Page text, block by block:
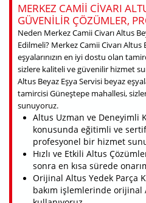
MERKEZ CAMII CIVARI
GÜVENILIR ÇÖZÜMLER,
Neden Merkez Camii Civarı Altus
Edilmeli? Merkez Camii Civarı Altus
eşyalarınızın en iyi dostu olan
sizlere kaliteli ve güvenilir hizmet
Altus Beyaz Eşya Servisi beyaz
tamircisi Güneştepe mahallesi,
sunuyoruz.
Altus Uzman ve Deneyimli
konusunda eğitimli ve
profesyonel bir hizmet
Hızlı ve Etkili Altus
sonra en kısa sürede
Orijinal Altus Yedek Parça
bakım işlemlerinde orijinal